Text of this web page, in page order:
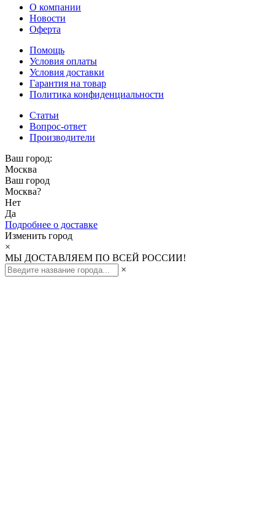
О компании
Новости
Оферта
Помощь
Условия оплаты
Условия доставки
Гарантия на товар
Политика конфиденциальности
Статьи
Вопрос-ответ
Производители
Ваш город:
Москва
Ваш город
Москва?
Нет
Да
Подробнее о доставке
Изменить город
×
МЫ ДОСТАВЛЯЕМ ПО ВСЕЙ РОССИИ!
×